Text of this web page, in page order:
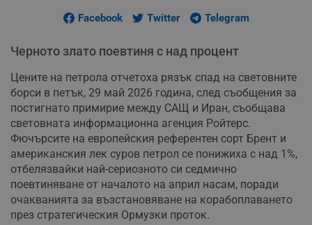
Facebook Twitter Telegram
Черното злато поевтиня с над процент
Цените на петрола отчетоха рязък спад на световните
борси в петък, 29 май 2026 година, след съобщения за
постигнато примирие между САЩ и Иран, съобщава
световната информационна агенция Ройтерс.
Фючърсите на европейския референтен сорт Брент и
американския лек суров петрол се понижиха с над 1%,
отбелязвайки най-сериозното си седмично
поевтиняване от началото на април насам, поради
очакванията за възстановяване на корабоплаването
през стратегическия Ормузки проток.